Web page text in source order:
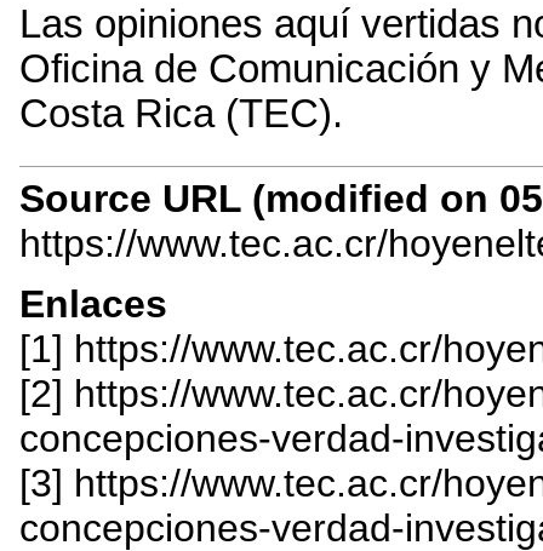
Las opiniones aquí vertidas
Oficina de Comunicación y
Costa Rica (TEC).
Source URL (modified on
https://www.tec.ac.cr/
Enlaces
[1] https://www.tec.ac.cr/
[2] https://www.tec.ac.cr/
concepciones-verdad-
[3] https://www.tec.ac.cr/
concepciones-verdad-